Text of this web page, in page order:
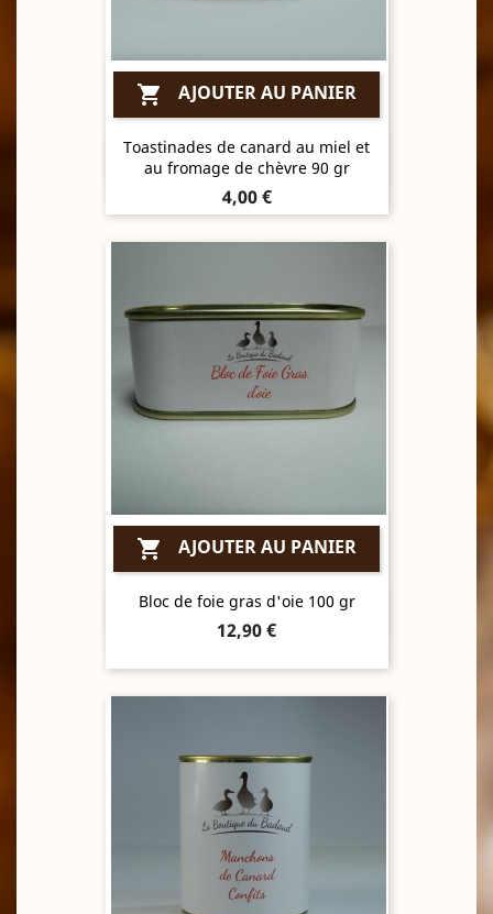
 AJOUTER AU PANIER
Toastinades de canard au miel et
au fromage de chèvre 90 gr
Prix
4,00 €
Aperçu rapide
 AJOUTER AU PANIER
Bloc de foie gras d'oie 100 gr
Prix
12,90 €
Aperçu rapide